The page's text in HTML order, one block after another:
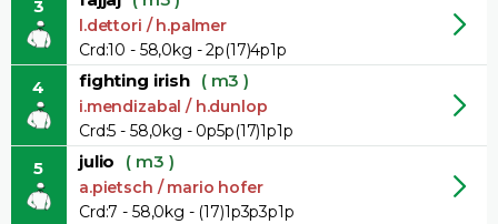
3
l.dettori / h.palmer
Crd:10 - 58,0kg - 2p(17)4p1p
4 fighting irish ( m3 )
i.mendizabal / h.dunlop
Crd:5 - 58,0kg - 0p5p(17)1p1p
5 julio ( m3 )
a.pietsch / mario hofer
Crd:7 - 58,0kg - (17)1p3p3p1p